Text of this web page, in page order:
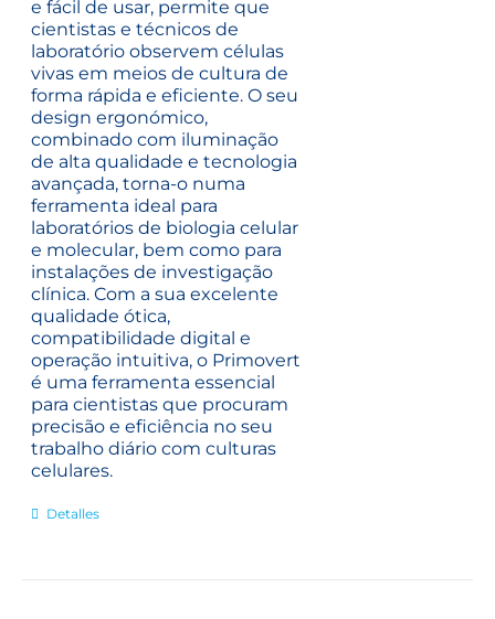
e fácil de usar, permite que
cientistas e técnicos de
laboratório observem células
vivas em meios de cultura de
forma rápida e eficiente. O seu
design ergonómico,
combinado com iluminação
de alta qualidade e tecnologia
avançada, torna-o numa
ferramenta ideal para
laboratórios de biologia celular
e molecular, bem como para
instalações de investigação
clínica. Com a sua excelente
qualidade ótica,
compatibilidade digital e
operação intuitiva, o Primovert
é uma ferramenta essencial
para cientistas que procuram
precisão e eficiência no seu
trabalho diário com culturas
celulares.
Detalles